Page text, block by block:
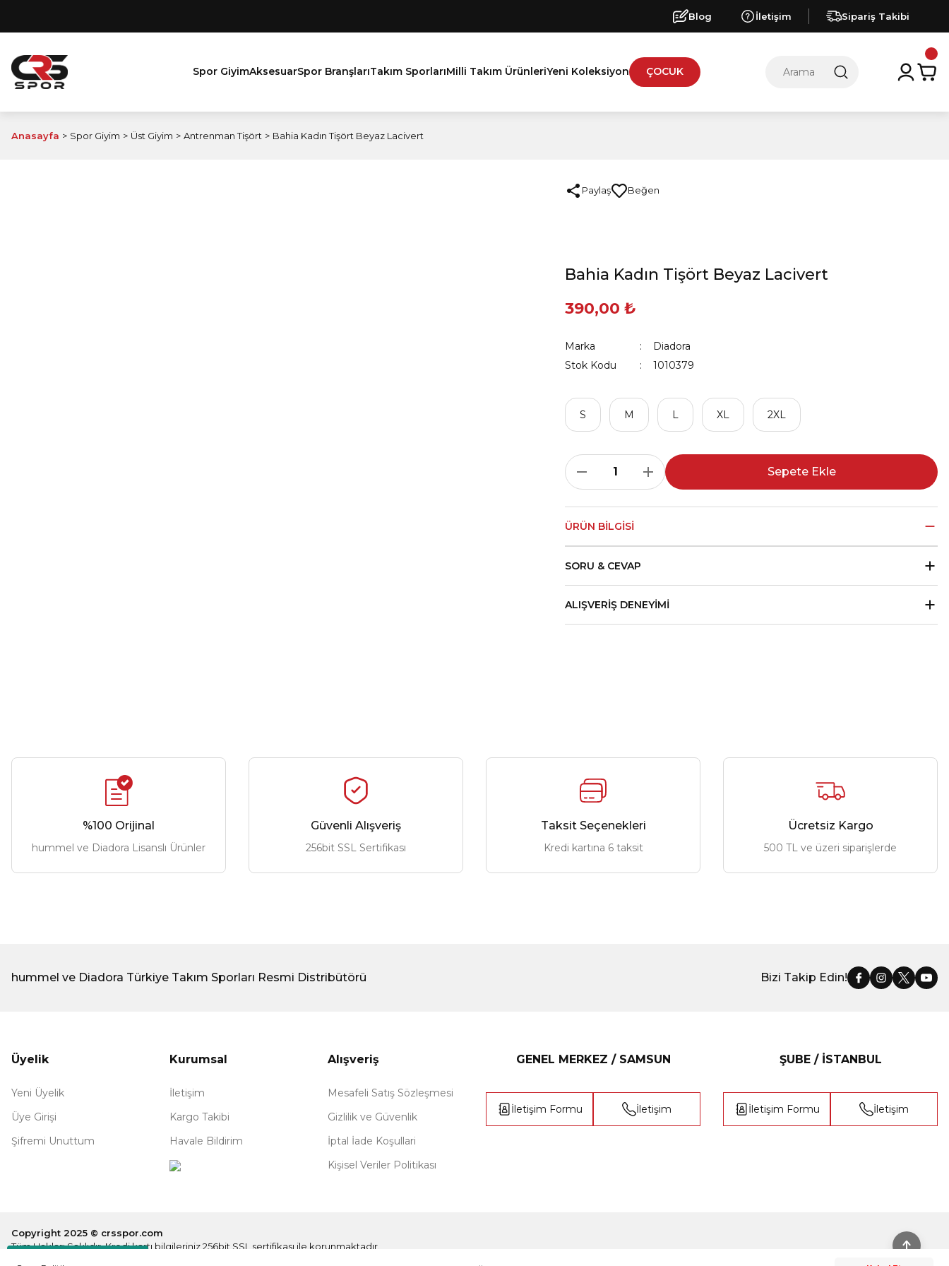
Destek Hattı
Blog İletişim Sipariş Takibi
Spor GiyimAksesuarSpor BranşlarıTakım SporlarıMilli Takım ÜrünleriYeni Koleksiyon ÇOCUK
Anasayfa Spor Giyim Üst Giyim Antrenman Tişört Bahia Kadın Tişört Beyaz Lacivert
Paylaş
Bahia Kadın Tişört Beyaz Lacivert
390,00 ₺
Marka
Diadora
Stok Kodu
1010379
S M L XL 2XL
Sepete Ekle
ÜRÜN BILGISI
SORU & CEVAP
ALIŞVERIŞ DENEYIMI
%100 Orijinal
hummel ve Diadora Lisanslı Ürünler
Güvenli Alışveriş
256bit SSL Sertifikası
Taksit Seçenekleri
Kredi kartına 6 taksit
Ücretsiz Kargo
500 TL ve üzeri siparişlerde
hummel ve Diadora Türkiye Takım Sporları Resmi Distribütörü Bizi Takip Edin!
Üyelik
Yeni Üyelik
Üye Girişi
Şifremi Unuttum
Kurumsal
İletişim
Kargo Takibi
Havale Bildirim
Alışveriş
Mesafeli Satış Sözleşmesi
Gizlilik ve Güvenlik
İptal İade Koşullari
Kişisel Veriler Politikası
GENEL MERKEZ / SAMSUN
İletişim Formu İletişim
ŞUBE / İSTANBUL
İletişim Formu İletişim
Copyright 2025 © crsspor.com
Tüm Hakları Saklıdır. Kredi kartı bilgileriniz 256bit SSL sertifikası ile korunmaktadır.